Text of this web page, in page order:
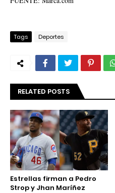
Tags Deportes
RELATED POSTS
Estrellas firman a Pedro
Strop y Jhan Maríñez